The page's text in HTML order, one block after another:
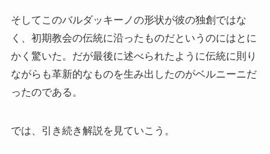
イタリア・バチカン編
スペイン編
そしてこのバルダッキーノの形状が彼の独創ではな
く、初期教会の伝統に沿ったものだというのにはとに
かく驚いた。だが最後に述べられたように伝統に則り
ながらも革新的なものを生み出したのがベルニーニだ
ったのである。
では、引き続き解説を見ていこう。